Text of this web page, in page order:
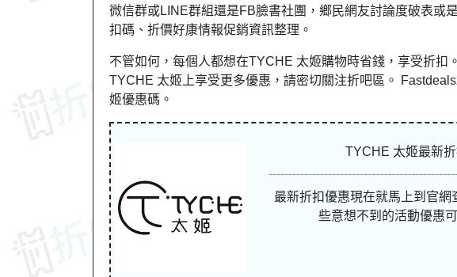
微信群或LINE群組還是FB臉書社團， 鄉民網友討論度破表或
扣碼、折價好康情報促銷資訊整理。
不管如何，每個人都想在TYCHE 太姬購物時省錢，享受折扣
TYCHE 太姬上享受更多優惠，請密切關注折吧區。
姬優惠碼。
TYCHE 太姬最新
最新折扣優惠現在就馬上到官網
些意想不到的活動優惠